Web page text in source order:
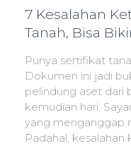
7 Kesalahan
Tanah, Bisa
Punya sertifikat
Dokumen ini jadi
pelindung aset dari
kemudian hari.
yang menganggap
Padahal, kesalahan